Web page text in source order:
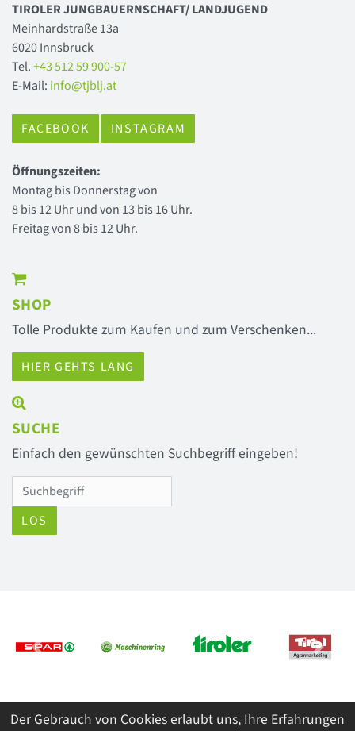
Der Gebrauch von Cookies erlaubt uns, Ihre Erfahrungen
TIROLER JUNGBAUERNSCHAFT/ LANDJUGEND
Meinhardstraße 13a
6020 Innsbruck
Tel.+43 512 59 900-57
E-Mail: info@tjblj.at
FACEBOOK INSTAGRAM
Öffnungszeiten:
Montag bis Donnerstag von
8 bis 12 Uhr und von 13 bis 16 Uhr.
Freitag von 8 bis 12 Uhr.
SHOP
Tolle Produkte zum Kaufen und zum Verschenken...
HIER GEHTS LANG
SUCHE
Einfach den gewünschten Suchbegriff eingeben!
LOS
Previous Next